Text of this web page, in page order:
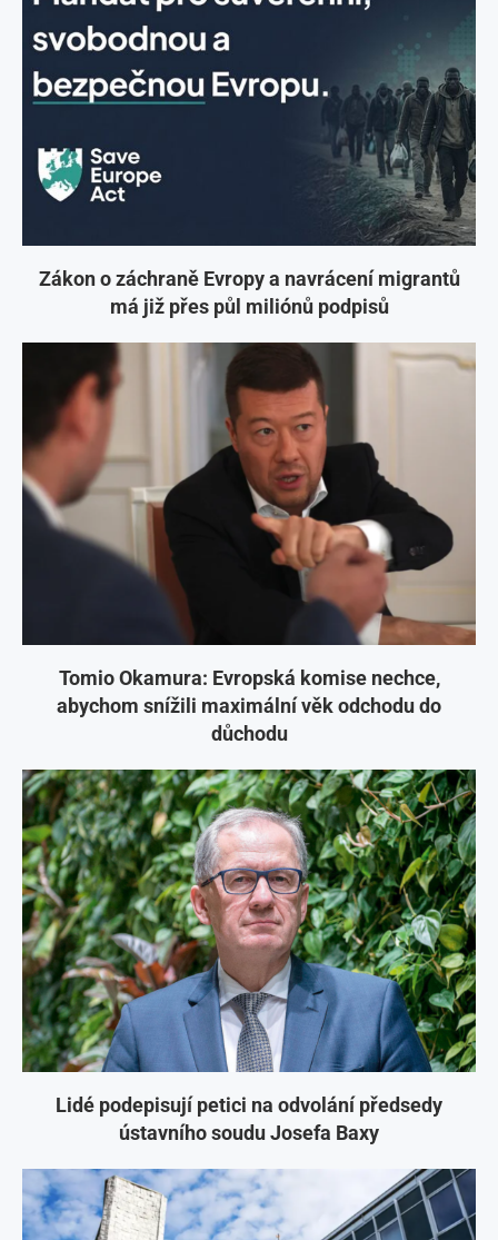
Zákon o záchraně Evropy a navrácení migrantů
má již přes půl miliónů podpisů
Tomio Okamura: Evropská komise nechce,
abychom snížili maximální věk odchodu do
důchodu
Lidé podepisují petici na odvolání předsedy
ústavního soudu Josefa Baxy